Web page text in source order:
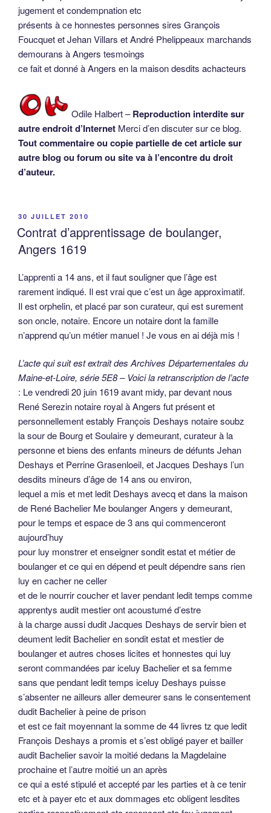
Angers 1619
L’apprenti a 14 ans, et il faut souligner que l’âge est
rarement indiqué. Il est vrai que c’est un âge approximatif.
Il est orphelin, et placé par son curateur, qui est surement
son oncle, notaire. Encore un notaire dont la famille
n’apprend qu’un métier manuel ! Je vous en ai déjà mis !
L’acte qui suit est extrait des Archives Départementales du
Maine-et-Loire, série 5E8 – Voici la retranscription de l’acte
: Le vendredi 20 juin 1619 avant midy, par devant nous
René Serezin notaire royal à Angers fut présent et
personnellement estably François Deshays notaire soubz
Deshays et Perrine Grasenloeil, et Jacques Deshays l’un
desdits mineurs d’âge de 14 ans ou environ,
lequel a mis et met ledit Deshays avecq et dans la maison
pour le temps et espace de 3 ans qui commenceront
aujourd’huy
pour luy monstrer et enseigner sondit estat et métier de
boulanger et ce qui en dépend et peult dépendre sans rien
luy en cacher ne celler
apprentys audit mestier ont acoustumé d’estre
à la charge aussi dudit Jacques Deshays de servir bien et
deument ledit Bachelier en sondit estat et mestier de
boulanger et autres choses licites et honnestes qui luy
seront commandées par iceluy Bachelier et sa femme
sans que pendant ledit temps iceluy Deshays puisse
s’absenter ne ailleurs aller demeurer sans le consentement
dudit Bachelier à peine de prison
et est ce fait moyennant la somme de 44 livres tz que ledit
François Deshays a promis et s’est obligé payer et bailler
audit Bachelier savoir la moitié dedans la Magdelaine
prochaine et l’autre moitié un an après
ce qui a esté stipulé et accepté par les parties et à ce tenir
etc et à payer etc et aux dommages etc obligent lesdites
parties respectivement etc renonçant etc foy jugement
condemnation etc
fait et passé audit Angers à notre tabler présents honneste
hommeAndré Martin oncle dudit Deshays, Nicolas
Joubert et Jacques Rogeron praticiens demeurant à
Angers
ledit Martin et ledit Deshays ont dit ne savoir signer
Cette vue est la propriété des Archives Départementales
du Maine-et-Loire. Cliquez pour agrandir.